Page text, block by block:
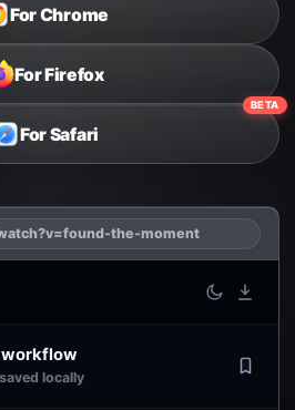
For Chrome
For Firefox
BETA
For Safari
the-moment
workflow
locally